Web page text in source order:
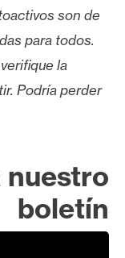
son de
para todos.
la
Podría perder
nuestro
boletín